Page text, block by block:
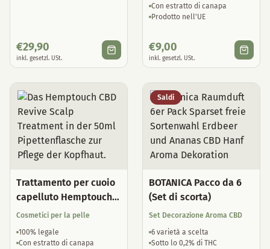
€29,90
inkl. gesetzl. USt.
Con estratto di canapa
Prodotto nell'UE
€9,00
inkl. gesetzl. USt.
Trattamento per cuoio
capelluto Hemptouch
CBD Revive
Cosmetici per la pelle
100% legale
Con estratto di canapa
Saldi
BOTANICA Pacco da 6
(Set di scorta)
Set Decorazione Aroma CBD
6 varietà a scelta
Sotto lo 0,2% di THC